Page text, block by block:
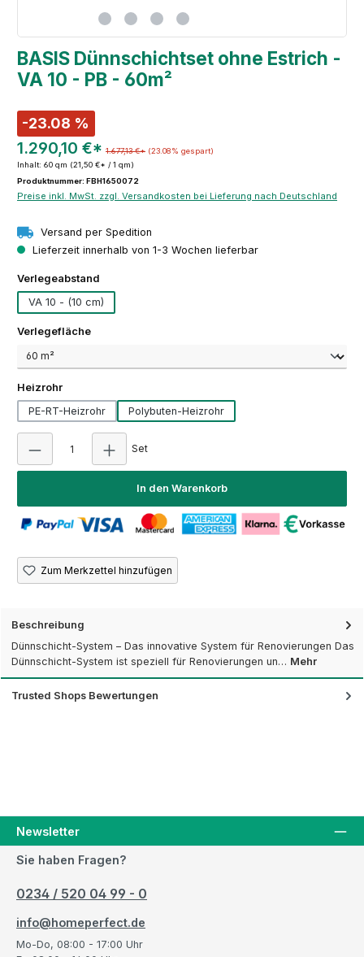
BASIS Dünnschichtset ohne Estrich -
VA 10 - PB - 60m²
-23.08 %
1.290,10 €* 1.677,13 €* (23.08% gespart)
Inhalt: 60 qm (21,50 €* / 1 qm)
Produktnummer: FBH1650072
Preise inkl. MwSt. zzgl. Versandkosten bei Lieferung nach Deutschland
Versand per Spedition
Lieferzeit innerhalb von 1-3 Wochen lieferbar
Verlegeabstand
VA 10 - (10 cm)
Verlegeflächeauswählen
Heizrohrauswählen
PE-RT-Heizrohr
Polybuten-Heizrohr
Set
In den Warenkorb
Zum Merkzettel hinzufügen
Beschreibung
Dünnschicht-System – Das innovative System für Renovierungen Das
Dünnschicht-System ist speziell für Renovierungen un… Mehr
Trusted Shops Bewertungen
Newsletter
Sie haben Fragen?
0234 / 520 04 99 - 0
info@homeperfect.de
Mo-Do, 08:00 - 17:00 Uhr